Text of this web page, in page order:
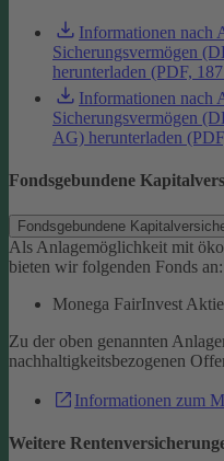
Informationen nach
Sicherungsvermögen
herunterladen (PDF,
Informationen nach
Sicherungsvermögen
AG) herunterladen
Fondsgebundene
Fondsgebundene
Als Anlagemöglichkeit mit
bieten wir folgenden Fonds an:
Monega FairInvest
Zu der oben genannten
nachhaltigkeitsbezogenen
Informationen zum
Weitere